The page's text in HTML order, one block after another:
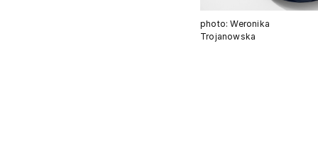
photo: Weronika
Trojanowska